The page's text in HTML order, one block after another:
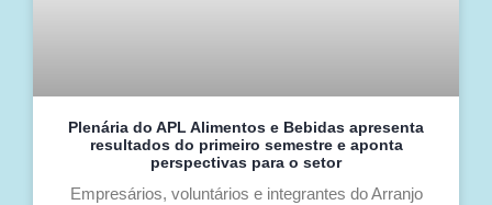
Plenária do APL Alimentos e Bebidas apresenta
resultados do primeiro semestre e aponta
perspectivas para o setor
Empresários, voluntários e integrantes do Arranjo